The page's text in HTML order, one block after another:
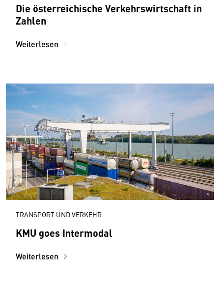
Die österreichische Verkehrs­wirtschaft in
Zahlen
Weiterlesen
TRANSPORT UND VERKEHR
KMU goes Intermodal
Weiterlesen